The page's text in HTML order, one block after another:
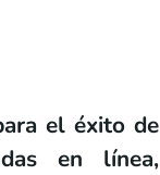
el éxito de
en línea,